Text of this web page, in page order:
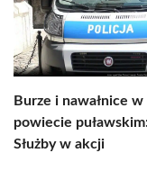
Burze i nawałnice w
powiecie
Służby w akcji